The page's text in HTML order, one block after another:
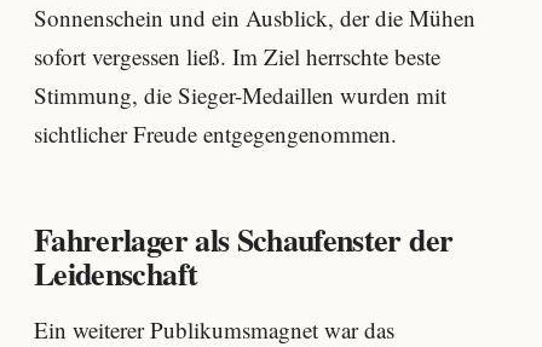
Sonnenschein und ein Ausblick, der die Mühen
sofort vergessen ließ. Im Ziel herrschte beste
Stimmung, die Sieger-Medaillen wurden mit
sichtlicher Freude entgegengenommen.
Fahrerlager als Schaufenster der
Leidenschaft
Ein weiterer Publikumsmagnet war das